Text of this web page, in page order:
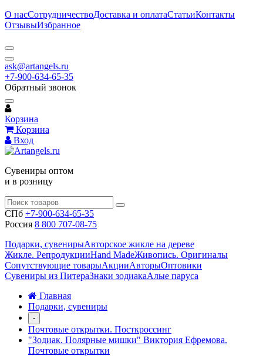
О насСотрудничествоДоставка и оплатаСтатьиКонтакты
ОтзывыИзбранное
ask@artangels.ru
+7-900-634-65-35
Обратный звонок
Корзина
Корзина
Вход
Сувениры оптом
и в розницу
СПб +7-900-634-65-35
Россия 8 800 707-08-75
Подарки, сувенирыАвторское жикле на дереве
Жикле. РепродукцииHand MadeЖивопись. Оригиналы
Сопутствующие товарыАкцииАвторыОптовики
Сувениры из ПитераЗнаки зодиакаАлые паруса
Главная
Подарки, сувениры
-
Почтовые открытки. Посткроссинг
"Зодиак. Полярные мишки" Виктория Ефремова.
Почтовые открытки